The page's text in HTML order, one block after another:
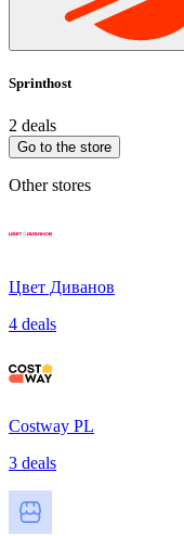
Sprinthost
2 deals
Go to the store
Other stores
Цвет Диванов
4 deals
Costway PL
3 deals